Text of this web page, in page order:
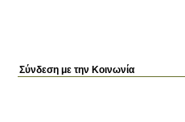
Σύνδεση με την Κοινωνία